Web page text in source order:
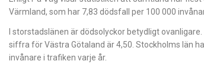
Värmland, som har 7,83 dödsfall per 100 000
I storstadslänen är dödsolyckor betydligt
siffra för Västra Götaland är 4,50. Stockholms län
invånare i trafiken varje år.